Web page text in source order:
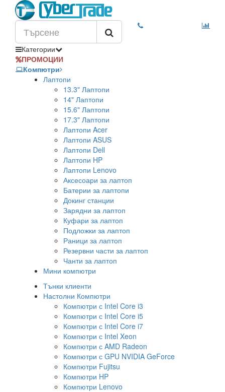
Категории
ПРОМОЦИИ
Компютри
Лаптопи
13.3" Лаптопи
14" Лаптопи
15.6" Лаптопи
17.3" Лаптопи
Лаптопи Acer
Лаптопи ASUS
Лаптопи Dell
Лаптопи HP
Лаптопи Lenovo
Аксесоари за лаптоп
Батерии за лаптопи
Докинг станции
Зарядни за лаптоп
Куфари за лаптоп
Подложки за лаптоп
Раници за лаптоп
Резервни части за лаптоп
Чанти за лаптоп
Мини компютри
Тънки клиенти
Настолни Компютри
Компютри с Intel Core i3
Компютри с Intel Core i5
Компютри с Intel Core i7
Компютри с Intel Xeon
Компютри с AMD Radeon
Компютри с GPU NVIDIA GeForce
Компютри Fujitsu
Компютри HP
Компютри Lenovo